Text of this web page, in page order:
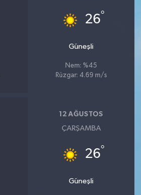
26°
Güneşli
Nem: %45
Rüzgar: 4.69 m/s
12 AĞUSTOS
ÇARŞAMBA
26°
Güneşli